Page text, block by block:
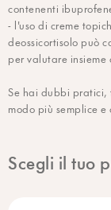
contenenti
- l'uso di creme
deossicortisolo può
per valutare insieme
Se hai dubbi pratici,
modo più semplice e
Scegli il tuo